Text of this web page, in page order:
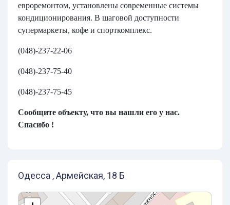
евроремонтом, установлены современные системы
кондиционирования. В шаговой доступности
супермаркеты, кофе и спорткомплекс.
(048)-237-22-06
(048)-237-75-40
(048)-237-75-45
Сообщите объекту, что вы нашли его у нас.
Спасибо !
Одесса , Армейская, 18 Б